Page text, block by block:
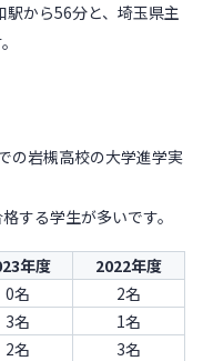
から56分と、埼玉県主
の岩槻高校の大学進学実
する学生が多いです。
年度
2022年度
0名
2名
3名
1名
2名
3名